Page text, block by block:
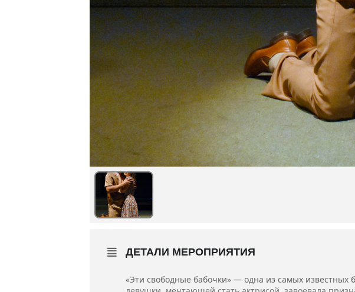
ДЕТАЛИ МЕРОПРИЯТИЯ
«Эти свободные бабочки» — одна из самых